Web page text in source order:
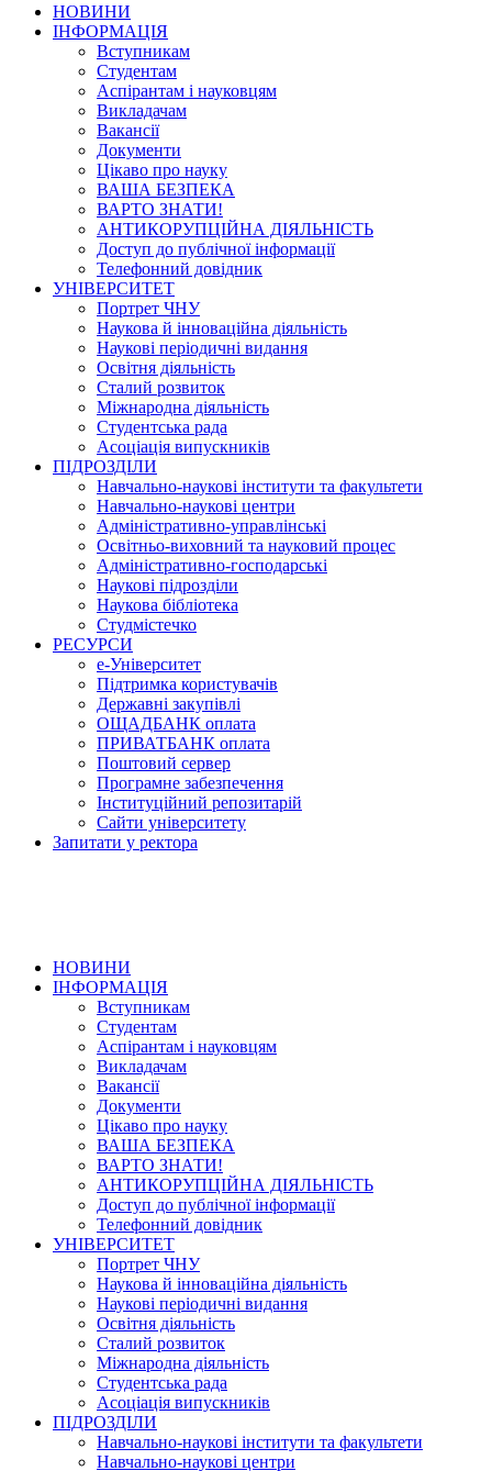
НОВИНИ
ІНФОРМАЦІЯ
Вступникам
Студентам
Аспірантам і науковцям
Викладачам
Вакансії
Документи
Цікаво про науку
ВАША БЕЗПЕКА
ВАРТО ЗНАТИ!
АНТИКОРУПЦІЙНА ДІЯЛЬНІСТЬ
Доступ до публічної інформації
Телефонний довідник
УНІВЕРСИТЕТ
Портрет ЧНУ
Наукова й інноваційна діяльність
Наукові періодичні видання
Освітня діяльність
Сталий розвиток
Міжнародна діяльність
Студентська рада
Асоціація випускників
ПІДРОЗДІЛИ
Навчально-наукові інститути та факультети
Навчально-наукові центри
Адміністративно-управлінські
Освітньо-виховний та науковий процес
Адміністративно-господарські
Наукові підрозділи
Наукова бібліотека
Студмістечко
РЕСУРСИ
е-Університет
Підтримка користувачів
Державні закупівлі
ОЩАДБАНК оплата
ПРИВАТБАНК оплата
Поштовий сервер
Програмне забезпечення
Інституційний репозитарій
Сайти університету
Запитати у ректора
НОВИНИ
ІНФОРМАЦІЯ
Вступникам
Студентам
Аспірантам і науковцям
Викладачам
Вакансії
Документи
Цікаво про науку
ВАША БЕЗПЕКА
ВАРТО ЗНАТИ!
АНТИКОРУПЦІЙНА ДІЯЛЬНІСТЬ
Доступ до публічної інформації
Телефонний довідник
УНІВЕРСИТЕТ
Портрет ЧНУ
Наукова й інноваційна діяльність
Наукові періодичні видання
Освітня діяльність
Сталий розвиток
Міжнародна діяльність
Студентська рада
Асоціація випускників
ПІДРОЗДІЛИ
Навчально-наукові інститути та факультети
Навчально-наукові центри